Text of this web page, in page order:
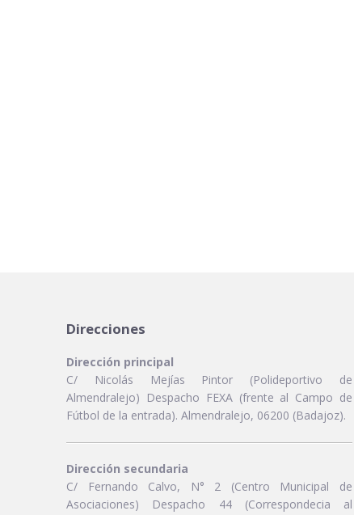
Direcciones
Dirección principal
C/ Nicolás Mejías Pintor (Polideportivo de
Almendralejo) Despacho FEXA (frente al Campo de
Fútbol de la entrada). Almendralejo, 06200 (Badajoz).
Dirección secundaria
C/ Fernando Calvo, N° 2 (Centro Municipal de
Asociaciones) Despacho 44 (Correspondecia al